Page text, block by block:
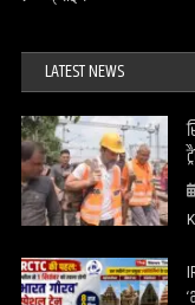
LATEST NEWS